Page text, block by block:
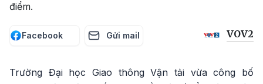
điểm.
Facebook Gửi mail VOV2
Trường Đại học Giao thông Vận tải vừa công bố